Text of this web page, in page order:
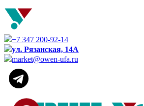
+7 347 200-92-14
ул. Рязанская, 14А
market@owen-ufa.ru